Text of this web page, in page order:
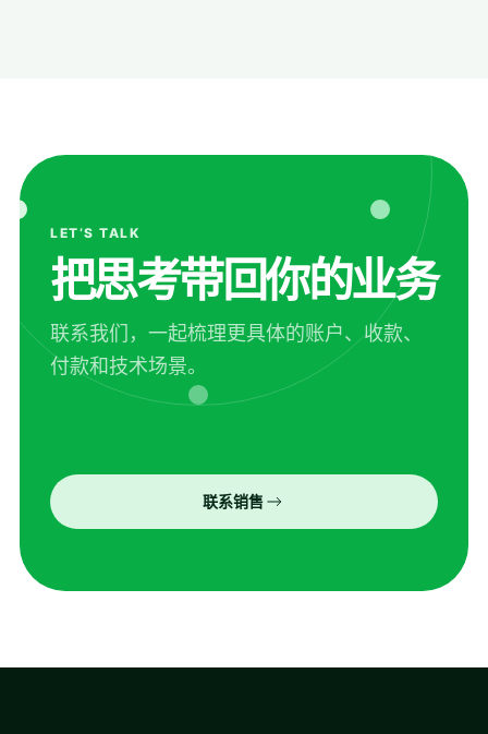
LET’S TALK
把思考带回你的业务
联系我们，一起梳理更具体的账户、收款、
付款和技术场景。
联系销售